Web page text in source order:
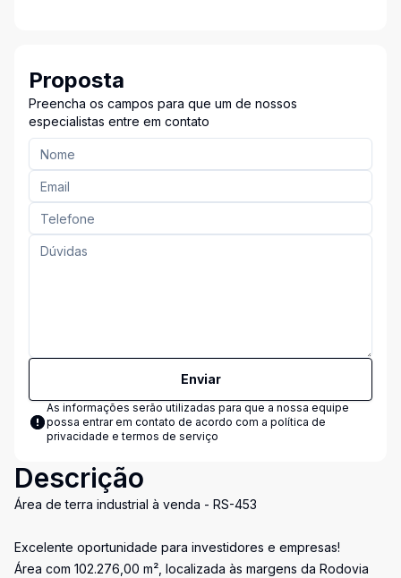
Proposta
Preencha os campos para que um de nossos
especialistas entre em contato
Enviar
As informações serão utilizadas para que a nossa equipe
possa entrar em contato de acordo com a política de
privacidade e termos de serviço
Descrição
Área de terra industrial à venda - RS-453
Excelente oportunidade para investidores e empresas!
Área com 102.276,00 m², localizada às margens da Rodovia